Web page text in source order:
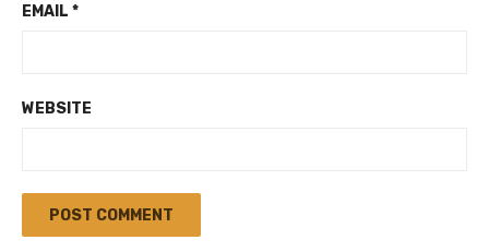
EMAIL *
WEBSITE